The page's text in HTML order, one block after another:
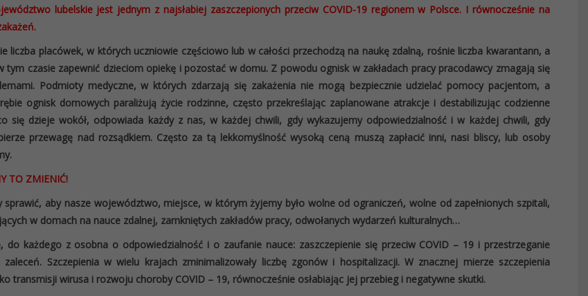
lubelskie jest jednym z najsłabiej zaszczepionych przeciw COVID-19 regionem w Polsce. I równocześnie na
liczba placówek, w których uczniowie częściowo lub w całości przechodzą na naukę zdalną, rośnie liczba kwarantann, a
tym czasie zapewnić dzieciom opiekę i pozostać w domu. Z powodu ognisk w zakładach pracy pracodawcy zmagają się
Podmioty medyczne, w których zdarzają się zakażenia nie mogą bezpiecznie udzielać pomocy pacjentom, a
ognisk domowych paraliżują życie rodzinne, często przekreślając zaplanowane atrakcje i destabilizując codzienne
się dzieje wokół, odpowiada każdy z nas, w każdej chwili, gdy wykazujemy odpowiedzialność i w każdej chwili, gdy
przewagę nad rozsądkiem. Często za tą lekkomyślność wysoką ceną muszą zapłacić inni, nasi bliscy, lub osoby
TO ZMIENIĆ!
sprawić, aby nasze województwo, miejsce, w którym żyjemy było wolne od ograniczeń, wolne od zapełnionych szpitali,
w domach na nauce zdalnej, zamkniętych zakładów pracy, odwołanych wydarzeń kulturalnych…
do każdego z osobna o odpowiedzialność i o zaufanie nauce: zaszczepienie się przeciw COVID – 19 i przestrzeganie
zaleceń. Szczepienia w wielu krajach zminimalizowały liczbę zgonów i hospitalizacji. W znacznej mierze szczepienia
transmisji wirusa i rozwoju choroby COVID – 19, równocześnie osłabiając jej przebieg i negatywne skutki.